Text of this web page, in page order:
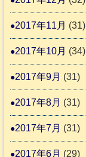
2017年11月 (31)
2017年10月 (34)
2017年9月 (31)
2017年8月 (31)
2017年7月 (31)
2017年6月 (29)